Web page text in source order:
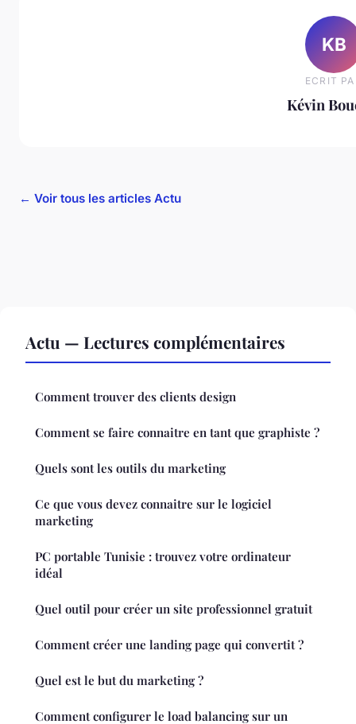
KB
ECRIT
Kévin
← Voir tous les articles Actu
Actu — Lectures complémentaires
Comment trouver des clients design
Comment se faire connaitre en tant que graphiste ?
Quels sont les outils du marketing
Ce que vous devez connaitre sur le logiciel
marketing
PC portable Tunisie : trouvez votre ordinateur
idéal
Quel outil pour créer un site professionnel gratuit
Comment créer une landing page qui convertit ?
Quel est le but du marketing ?
Comment configurer le load balancing sur un